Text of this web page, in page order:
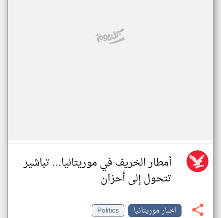
أمطار الخريف في موريتانيا... تباشير
تتحول إلى أحزان
اخبار موريتانيا
Politics